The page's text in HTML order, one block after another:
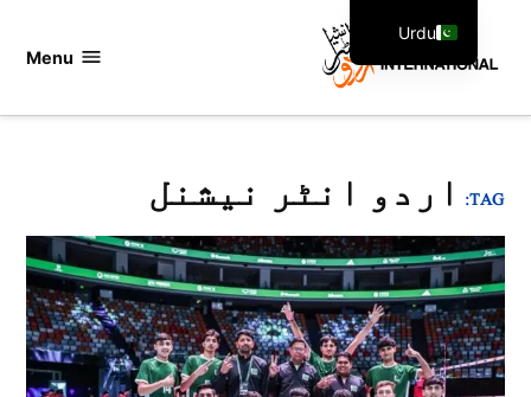
Menu
TAG: اردو انٹر نیشنل
Urdu
English